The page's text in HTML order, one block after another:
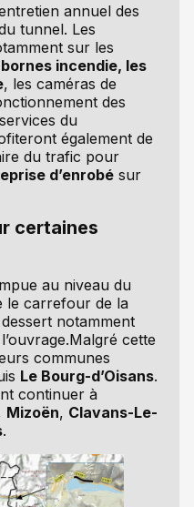
annuel des
tunnel. Les
sur les
incendie, les
, les caméras de
des
du
également de
du trafic pour
d’enrobésur
certaines
au niveau du
le carrefour de la
notamment
cette
communes
Le Bourg-d’Oisans.
continuer à
Mizoën, Clavans-Le-
.